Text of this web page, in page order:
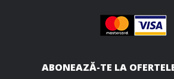
ABONEAZĂ-TE LA